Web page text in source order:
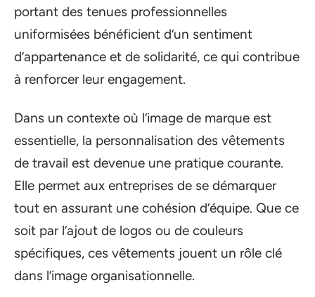
portant des tenues professionnelles
uniformisées bénéficient d’un sentiment
d’appartenance et de solidarité, ce qui contribue
à renforcer leur engagement.
Dans un contexte où l’image de marque est
essentielle, la personnalisation des vêtements
de travail est devenue une pratique courante.
Elle permet aux entreprises de se démarquer
tout en assurant une cohésion d’équipe. Que ce
soit par l’ajout de logos ou de couleurs
spécifiques, ces vêtements jouent un rôle clé
dans l’image organisationnelle.